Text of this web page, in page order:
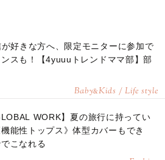
好きな方へ、限定モニターに参加で
ンスも！【4yuuuトレンドママ部】部
Baby&Kids / Life style
WORK】夏の旅行に持ってい
能性トップス》体型カバーもでき
こなれる